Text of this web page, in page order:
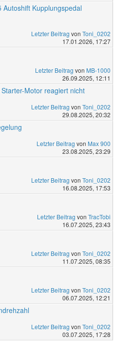
Kupplungspedal
Letzter Beitrag von Toni_0202
17.01.2026, 17:27
Letzter Beitrag von MB-1000
26.09.2025, 12:11
Motor reagiert nicht
Letzter Beitrag von Toni_0202
29.08.2025, 20:32
Letzter Beitrag von Max 900
23.08.2025, 23:29
Letzter Beitrag von Toni_0202
16.08.2025, 17:53
Letzter Beitrag von TracTobi
16.07.2025, 23:43
Letzter Beitrag von Toni_0202
11.07.2025, 08:35
Letzter Beitrag von Toni_0202
06.07.2025, 12:21
Letzter Beitrag von Toni_0202
03.07.2025, 17:28